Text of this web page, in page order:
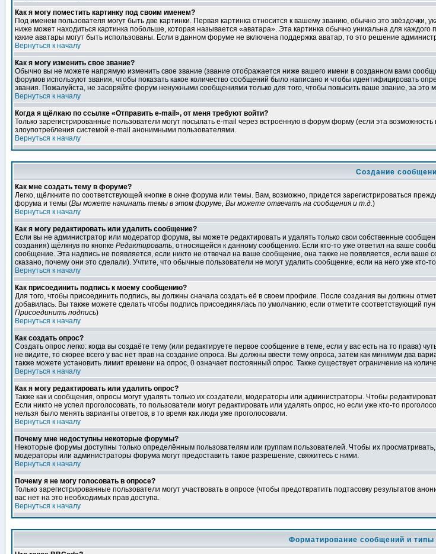
Как я могу поместить картинку под своим именем?
Под именем пользователя могут быть две картинки. Первая картинка относится к вашему званию, обычно это
ниже может находиться картинка побольше, которая называется «аватара». Эта картинка обычно уникальна для
какие аватары могут быть использованы. Если в данном форуме не включена поддержка аватар, то это решение
Вернуться к началу
Как я могу изменить свое звание?
Обычно вы не можете напрямую изменить свое звание (звание отображается ниже вашего имени в созданном вами
форумов используют звания, чтобы показать какое количество сообщений было написано и чтобы идентифицировать
звания. Пожалуйста, не засоряйте форум ненужными сообщениями только для того, чтобы повысить ваше звание, за
Вернуться к началу
Когда я щёлкаю по ссылке «Отправить e-mail», от меня требуют войти?
Только зарегистрированные пользователи могут посылать e-mail через встроенную в форум форму (если эта
злоупотребления системой e-mail анонимными пользователями.
Вернуться к началу
Создание
Как мне создать тему в форуме?
Легко, щёлкните по соответствующей кнопке в окне форума или темы. Вам, возможно, придется зарегистрироваться
форума и темы (Вы можете начинать темы в этом форуме, Вы можете отвечать на сообщения и т.д.)
Вернуться к началу
Как я могу редактировать или удалить сообщение?
Если вы не администратор или модератор форума, вы можете редактировать и удалять только свои собственные
создания) щёлкнув по кнопке Редактировать, относящейся к данному сообщению. Если кто-то уже ответил на ваше
сообщение. Эта надпись не появляется, если никто не отвечал на ваше сообщение, она также не появляется, если
сказано, почему они это сделали). Учтите, что обычные пользователи не могут удалить сообщение, если на него уже кто-
Вернуться к началу
Как присоединить подпись к моему сообщению?
Для того, чтобы присоединить подпись, вы должны сначала создать её в своем профиле. После создания вы должны
добавилась. Вы также можете сделать чтобы подпись присоединялась по умолчанию, если отметите соответствующий
Присоединить подпись)
Вернуться к началу
Как создать опрос?
Создать опрос легко: когда вы создаёте тему (или редактируете первое сообщение в теме, если у вас есть на то права)
не видите, то скорее всего у вас нет прав на создание опроса. Вы должны ввести тему опроса, затем как минимум два
также можете установить лимит времени на опрос, 0 означает постоянный опрос. Также существует ограничение на
Вернуться к началу
Как я могу редактировать или удалить опрос?
Также как и сообщения, опросы могут удалять только их создатели, модераторы или администраторы. Чтобы
Если никто не успел проголосовать, то пользователи могут редактировать или удалять опрос, но если уже кто-то
нельзя было менять варианты ответов, в то время как люди уже проголосовали.
Вернуться к началу
Почему мне недоступны некоторые форумы?
Некоторые форумы доступны только определённым пользователям или группам пользователей. Чтобы их
модераторы или администраторы форума могут предоставить такое разрешение, свяжитесь с ними.
Вернуться к началу
Почему я не могу голосовать в опросе?
Только зарегистрированные пользователи могут участвовать в опросе (чтобы предотвратить подтасовку результатов
вас нет на это необходимых прав доступа.
Вернуться к началу
Форматирование сообщений и